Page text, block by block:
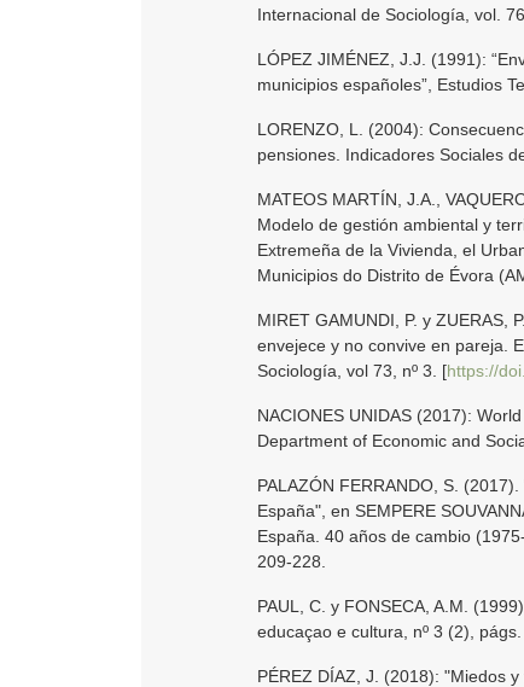
Internacional de Sociología, vol.
LÓPEZ JIMÉNEZ, J.J. (1991):
municipios españoles”, Estudios
LORENZO, L. (2004):
pensiones. Indicadores Sociales
MATEOS MARTÍN, J.A.,
Modelo de gestión ambiental y
Extremeña de la Vivienda, el
Municipios do Distrito de Évora
MIRET GAMUNDI, P. y ZUERAS,
envejece y no convive en pareja.
Sociología, vol 73, nº 3. [https://
NACIONES UNIDAS (2017):
Department of Economic and
PALAZÓN FERRANDO, S.
España", en SEMPERE
España. 40 años de cambio
209-228.
PAUL, C. y FONSECA, A.M.
educaçao e cultura, nº 3 (2), págs.
PÉREZ DÍAZ, J. (2018): "Miedos